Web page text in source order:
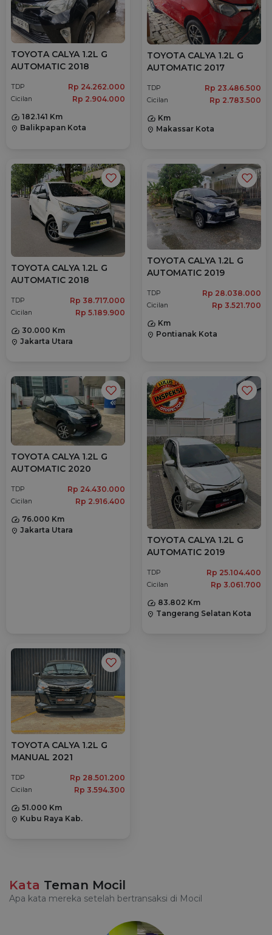
TOYOTA CALYA 1.2L G
AUTOMATIC 2018
TDP Rp 24.262.000
Cicilan
Rp 2.904.000
182.141 Km
location_on Balikpapan Kota
TOYOTA CALYA 1.2L G
AUTOMATIC 2017
TDP Rp 23.486.500
Cicilan
Rp 2.783.500
Km
location_on Makassar Kota
TOYOTA CALYA 1.2L G
AUTOMATIC 2018
TDP Rp 38.717.000
Cicilan
Rp 5.189.900
30.000 Km
location_on Jakarta Utara
TOYOTA CALYA 1.2L G
AUTOMATIC 2019
TDP Rp 28.038.000
Cicilan
Rp 3.521.700
Km
location_on Pontianak Kota
TOYOTA CALYA 1.2L G
AUTOMATIC 2020
TDP Rp 24.430.000
Cicilan
Rp 2.916.400
76.000 Km
location_on Jakarta Utara
TOYOTA CALYA 1.2L G
AUTOMATIC 2019
TDP Rp 25.104.400
Cicilan
Rp 3.061.700
83.802 Km
location_on Tangerang Selatan Kota
TOYOTA CALYA 1.2L G
MANUAL 2021
TDP Rp 28.501.200
Cicilan
Rp 3.594.300
51.000 Km
location_on Kubu Raya Kab.
Kata Teman Mocil
Apa kata mereka setelah bertransaksi di Mocil